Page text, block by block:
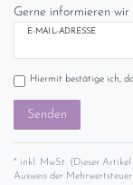
Gerne informieren
E-MAIL-ADRESSE
Hiermit bestätige ich,
Senden
* inkl. MwSt. (Dieser
Ausweis der